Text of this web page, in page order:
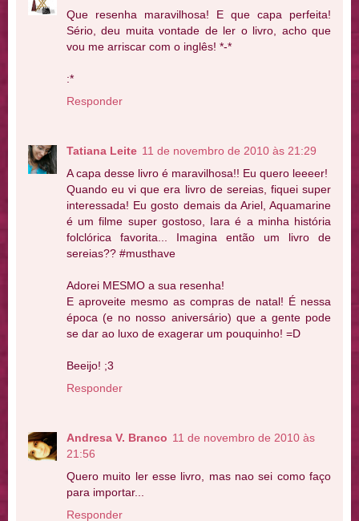
Que resenha maravilhosa! E que capa perfeita!
Sério, deu muita vontade de ler o livro, acho que
vou me arriscar com o inglês! *-*
:*
Responder
Tatiana Leite 11 de novembro de 2010 às 21:29
A capa desse livro é maravilhosa!! Eu quero leeeer!
Quando eu vi que era livro de sereias, fiquei super
interessada! Eu gosto demais da Ariel, Aquamarine
é um filme super gostoso, Iara é a minha história
folclórica favorita... Imagina então um livro de
sereias?? #musthave
Adorei MESMO a sua resenha!
E aproveite mesmo as compras de natal! É nessa
época (e no nosso aniversário) que a gente pode
se dar ao luxo de exagerar um pouquinho! =D
Beeijo! ;3
Responder
Andresa V. Branco 11 de novembro de 2010 às
21:56
Quero muito ler esse livro, mas nao sei como faço
para importar...
Responder